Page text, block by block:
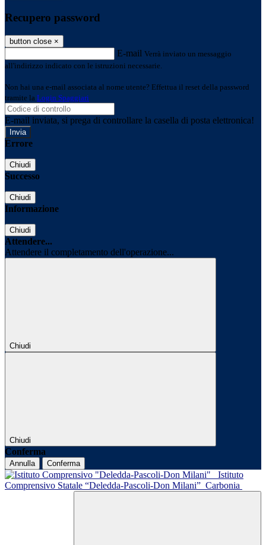
Recupero password
button close ×
E-mail Verrà inviato un messaggio
all'indirizzo indicato con le istruzioni necessarie.
Non hai una e-mail associata al nome utente? Effettua il reset della password
tramite la Login Spaggiari
E-mail inviata, si prega di controllare la casella di posta elettronica!
Errore
Chiudi
Successo
Chiudi
Informazione
Chiudi
Attendere...
Attendere il completamento dell'operazione...
Chiudi
Chiudi
Conferma
Annulla Conferma
Istituto
Comprensivo Statale “Deledda-Pascoli-Don Milani” Carbonia